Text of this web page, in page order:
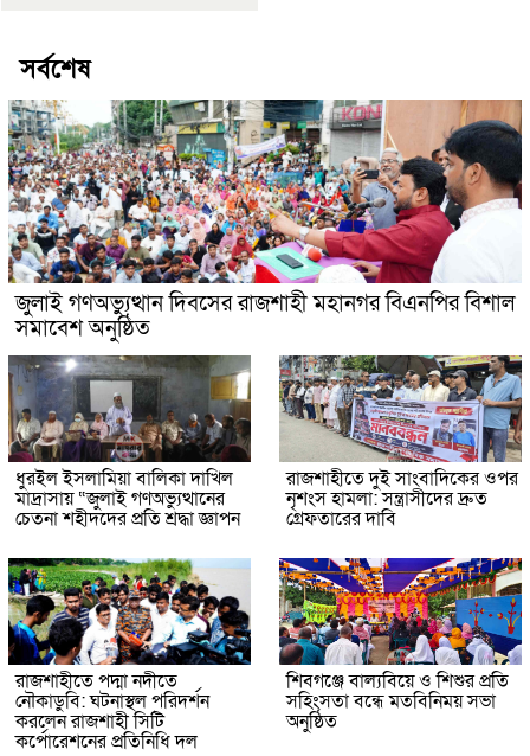
সর্বশেষ
জুলাই গণঅভ্যুত্থান দিবসের রাজশাহী মহানগর বিএনপির বিশাল
সমাবেশ অনুষ্ঠিত
ধুরইল ইসলামিয়া বালিকা দাখিল
মাদ্রাসায় “জুলাই গণঅভ্যুত্থানের
চেতনা শহীদদের প্রতি শ্রদ্ধা জ্ঞাপন
রাজশাহীতে দুই সাংবাদিকের ওপর
নৃশংস হামলা: সন্ত্রাসীদের দ্রুত
গ্রেফতারের দাবি
রাজশাহীতে পদ্মা নদীতে
নৌকাডুবি: ঘটনাস্থল পরিদর্শন
করলেন রাজশাহী সিটি
কর্পোরেশনের প্রতিনিধি দল
শিবগঞ্জে বাল্যবিয়ে ও শিশুর প্রতি
সহিংসতা বন্ধে মতবিনিময় সভা
অনুষ্ঠিত